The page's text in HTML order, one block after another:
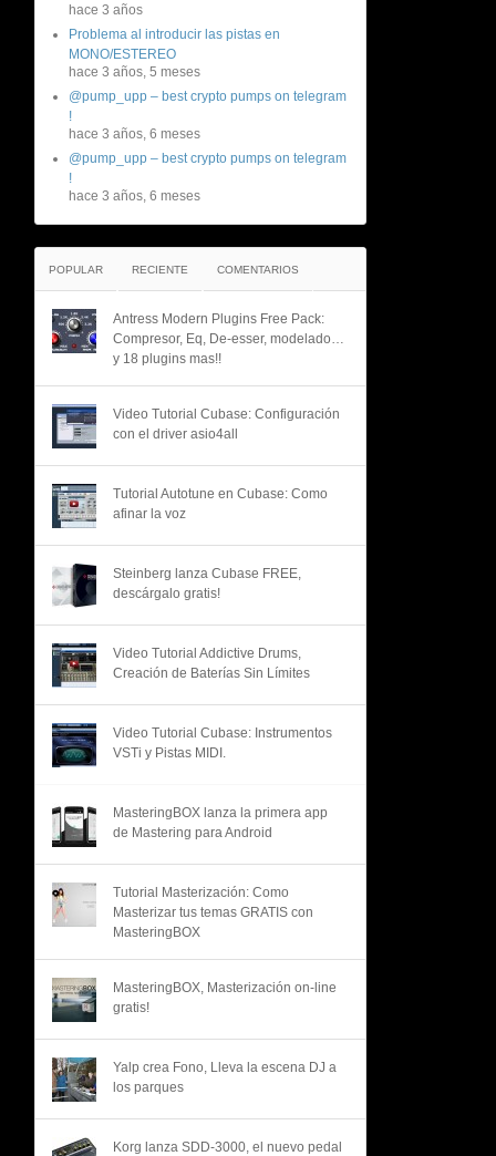
hace 3 años
Problema al introducir las pistas en
MONO/ESTEREO
hace 3 años, 5 meses
@pump_upp – best crypto pumps on telegram
!
hace 3 años, 6 meses
@pump_upp – best crypto pumps on telegram
!
hace 3 años, 6 meses
POPULAR RECIENTE COMENTARIOS
Antress Modern Plugins Free Pack:
Compresor, Eq, De-esser, modelado…
y 18 plugins mas!!
Video Tutorial Cubase: Configuración
con el driver asio4all
Tutorial Autotune en Cubase: Como
afinar la voz
Steinberg lanza Cubase FREE,
descárgalo gratis!
Video Tutorial Addictive Drums,
Creación de Baterías Sin Límites
Video Tutorial Cubase: Instrumentos
VSTi y Pistas MIDI.
MasteringBOX lanza la primera app
de Mastering para Android
Tutorial Masterización: Como
Masterizar tus temas GRATIS con
MasteringBOX
MasteringBOX, Masterización on-line
gratis!
Yalp crea Fono, Lleva la escena DJ a
los parques
Korg lanza SDD-3000, el nuevo pedal